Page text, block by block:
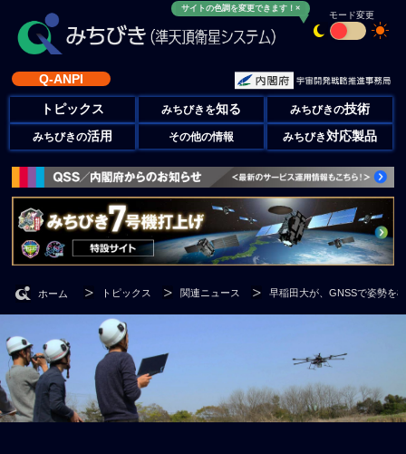
サイトの色調を変更できます！×
モード変更
Q-ANPI
トピックス みちびきを知る みちびきの技術
みちびきの活用 その他の情報 みちびき対応製品
ホーム トピックス 関連ニュース 早稲田大が、GNSSで姿勢を